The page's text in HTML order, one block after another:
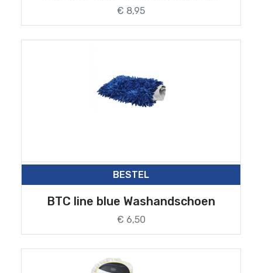
€ 8,95
BESTEL
BTC line blue Washandschoen
€ 6,50